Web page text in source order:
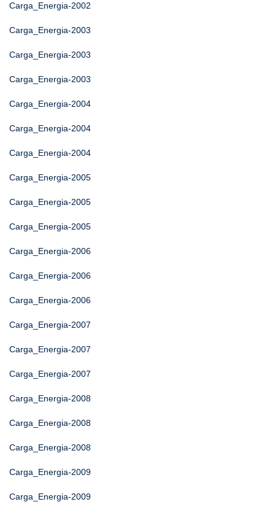
Carga_Energia-2002
Carga_Energia-2003
Carga_Energia-2003
Carga_Energia-2003
Carga_Energia-2004
Carga_Energia-2004
Carga_Energia-2004
Carga_Energia-2005
Carga_Energia-2005
Carga_Energia-2005
Carga_Energia-2006
Carga_Energia-2006
Carga_Energia-2006
Carga_Energia-2007
Carga_Energia-2007
Carga_Energia-2007
Carga_Energia-2008
Carga_Energia-2008
Carga_Energia-2008
Carga_Energia-2009
Carga_Energia-2009